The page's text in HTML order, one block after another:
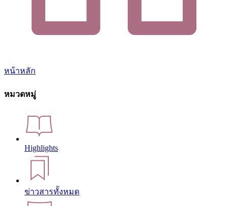
หน้าหลัก
หมวดหมู่
Highlights
ข่าวสารทั้งหมด